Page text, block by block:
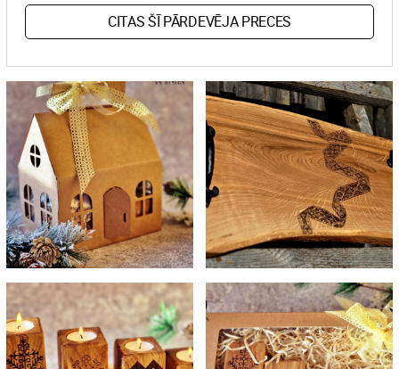
CITAS ŠĪ PĀRDEVĒJA PRECES